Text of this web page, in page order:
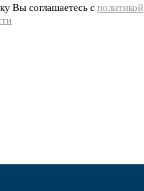
Вы соглашаетесь сполитикой